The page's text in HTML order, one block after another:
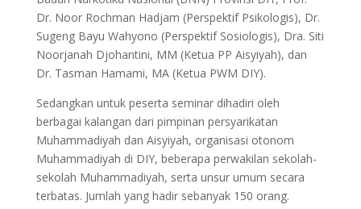
Dr. Noor Rochman Hadjam (Perspektif Psikologis), Dr.
Sugeng Bayu Wahyono (Perspektif Sosiologis), Dra. Siti
Noorjanah Djohantini, MM (Ketua PP Aisyiyah), dan
Dr. Tasman Hamami, MA (Ketua PWM DIY).
Sedangkan untuk peserta seminar dihadiri oleh
berbagai kalangan dari pimpinan persyarikatan
Muhammadiyah dan Aisyiyah, organisasi otonom
Muhammadiyah di DIY, beberapa perwakilan sekolah-
sekolah Muhammadiyah, serta unsur umum secara
terbatas. Jumlah yang hadir sebanyak 150 orang.